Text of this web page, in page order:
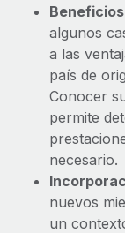
algunos
a las
país de
Conocer
permite
necesario.
nuevos
un